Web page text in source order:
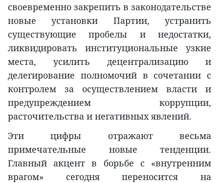
своевременно закрепить в законодательстве
новые установки Партии, устранить
существующие пробелы и недостатки,
ликвидировать институциональные узкие
места, усилить децентрализацию и
делегирование полномочий в сочетании с
контролем за осуществлением власти и
предупреждением коррупции,
расточительства и негативных явлений.
Эти цифры отражают весьма
примечательные новые тенденции.
Главный акцент в борьбе с «внутренним
врагом» сегодня переносится на